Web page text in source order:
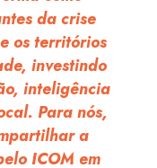
da crise
os territórios
investindo
inteligência
Para nós,
a
ICOM em